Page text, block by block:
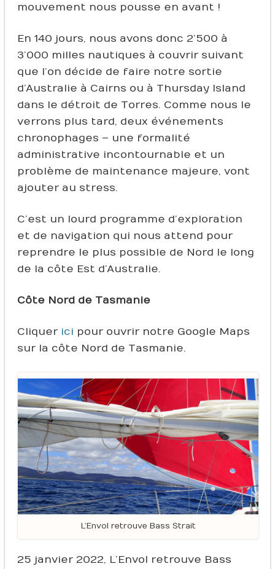
mouvement nous pousse en avant !
En 140 jours, nous avons donc 2’500 à
3’000 milles nautiques à couvrir suivant
que l’on décide de faire notre sortie
d’Australie à Cairns ou à Thursday Island
dans le détroit de Torres. Comme nous le
verrons plus tard, deux événements
chronophages – une formalité
administrative incontournable et un
problème de maintenance majeure, vont
ajouter au stress.
C’est un lourd programme d’exploration
et de navigation qui nous attend pour
reprendre le plus possible de Nord le long
de la côte Est d’Australie.
Côte Nord de Tasmanie
Cliquer ici pour ouvrir notre Google Maps
sur la côte Nord de Tasmanie.
L’Envol retrouve Bass Strait
25 janvier 2022, L’Envol retrouve Bass